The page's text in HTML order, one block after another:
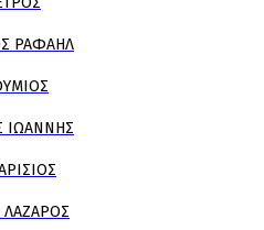
ΡΑΦΑΗΛ
ΙΩΑΝΝΗΣ
ΛΑΖΑΡΟΣ